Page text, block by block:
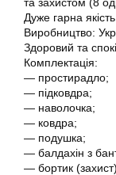
Дуже гарна
Виробництво:
Здоровий та
Комплектація:
― простирадло;
― підковдра;
― наволочка;
― ковдра;
― подушка;
― балдахін з
― бортик